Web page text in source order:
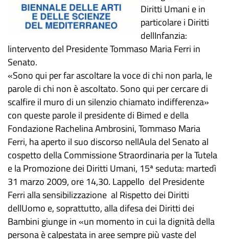
Diritti Umani e in
particolare i Diritti
dellInfanzia:
lintervento del Presidente Tommaso Maria Ferri in
Senato.
«Sono qui per far ascoltare la voce di chi non parla, le
parole di chi non è ascoltato. Sono qui per cercare di
scalfire il muro di un silenzio chiamato indifferenza»
con queste parole il presidente di Bimed e della
Fondazione Rachelina Ambrosini, Tommaso Maria
Ferri, ha aperto il suo discorso nellAula del Senato al
cospetto della Commissione Straordinaria per la Tutela
e la Promozione dei Diritti Umani, 15ª seduta: martedì
31 marzo 2009, ore 14,30. Lappello del Presidente
Ferri alla sensibilizzazione al Rispetto dei Diritti
dellUomo e, soprattutto, alla difesa dei Diritti dei
Bambini giunge in «un momento in cui la dignità della
persona è calpestata in aree sempre più vaste del